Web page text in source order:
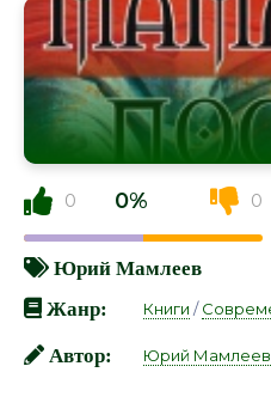
0 0% 0
Юрий Мамлеев
Жанр:
Книги /
Автор: Юрий Мамлеев